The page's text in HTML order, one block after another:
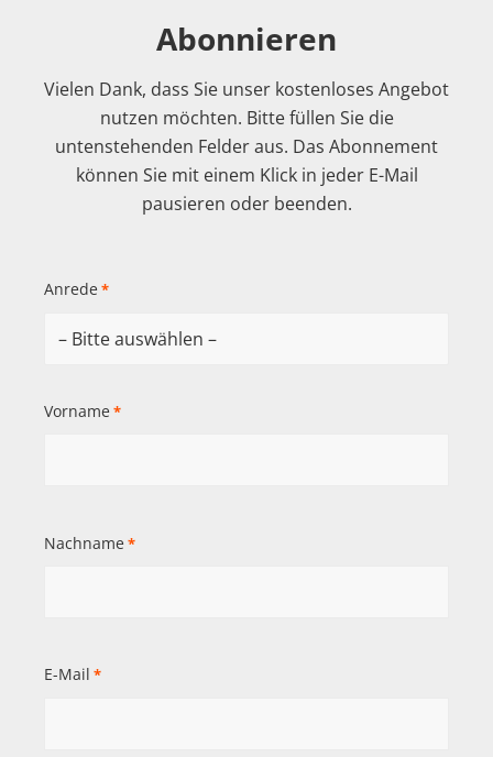
Abonnieren
Vielen Dank, dass Sie unser kostenloses Angebot
nutzen möchten. Bitte füllen Sie die
untenstehenden Felder aus. Das Abonnement
können Sie mit einem Klick in jeder E-Mail
pausieren oder beenden.
Anrede *
Vorname *
Nachname *
E-Mail *